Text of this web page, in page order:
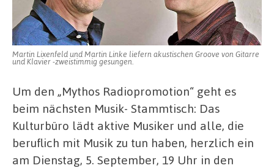
Martin Lixenfeld und Martin Linke liefern akustischen Groove von Gitarre
und Klavier -zweistimmig gesungen.
Um den „Mythos Radiopromotion“ geht es
beim nächsten Musik- Stammtisch: Das
Kulturbüro lädt aktive Musiker und alle, die
beruflich mit Musik zu tun haben, herzlich ein
am Dienstag, 5. September, 19 Uhr in den